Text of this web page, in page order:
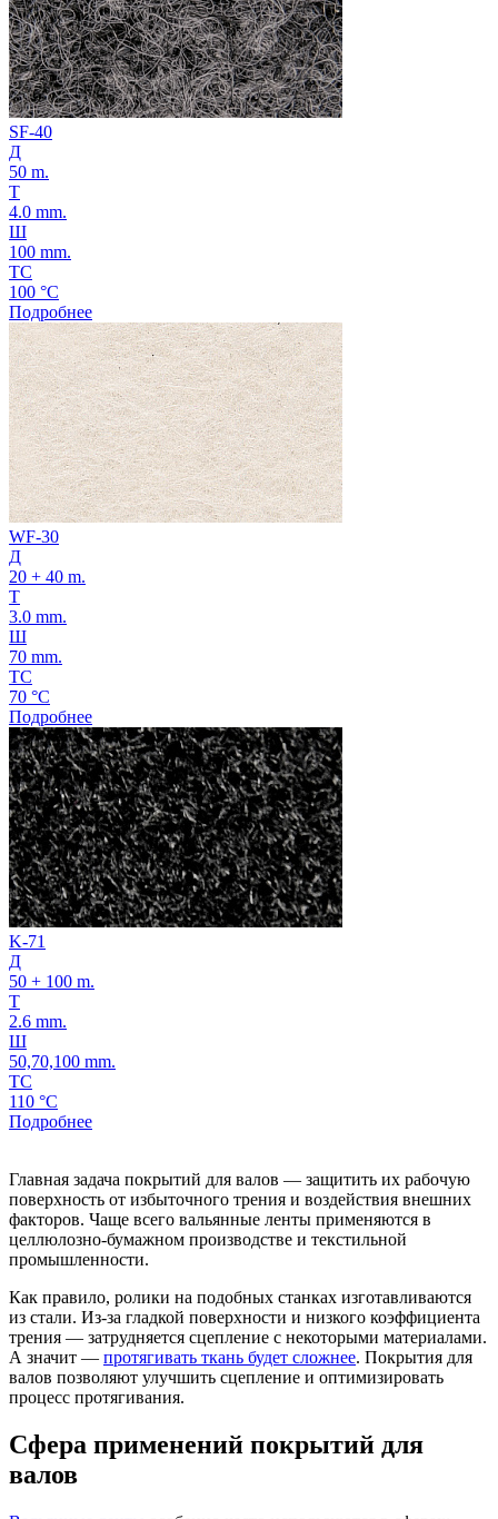
SF-40
Д
50 m.
Т
4.0 mm.
Ш
100 mm.
ТС
100 °C
Подробнее
WF-30
Д
20 + 40 m.
Т
3.0 mm.
Ш
70 mm.
ТС
70 °C
Подробнее
K-71
Д
50 + 100 m.
Т
2.6 mm.
Ш
50,70,100 mm.
ТС
110 °C
Подробнее
Главная задача покрытий для валов — защитить их рабочую
поверхность от избыточного трения и воздействия внешних
факторов. Чаще всего вальянные ленты применяются в
целлюлозно-бумажном производстве и текстильной
промышленности.
Как правило, ролики на подобных станках изготавливаются
из стали. Из-за гладкой поверхности и низкого коэффициента
трения — затрудняется сцепление с некоторыми материалами.
А значит — протягивать ткань будет сложнее. Покрытия для
валов позволяют улучшить сцепление и оптимизировать
процесс протягивания.
Сфера применений покрытий для
валов